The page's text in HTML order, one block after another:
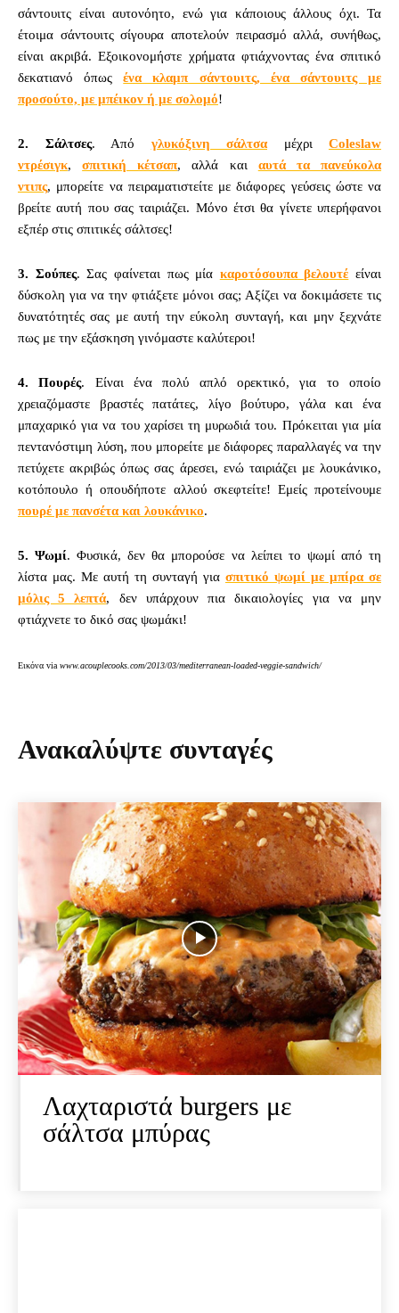
σάντουιτς είναι αυτονόητο, ενώ για κάποιους άλλους όχι. Τα
έτοιμα σάντουιτς σίγουρα αποτελούν πειρασμό αλλά, συνήθως,
είναι ακριβά. Εξοικονομήστε χρήματα φτιάχνοντας ένα σπιτικό
δεκατιανό όπωςένα κλαμπ σάντουιτς, ένα σάντουιτς με
προσούτο, με μπέικον ή με σολομό!
2. Σάλτσες. Από γλυκόξινη σάλτσαμέχρι Coleslaw
ντρέσιγκ,σπιτική κέτσαπ, αλλά και αυτά τα πανεύκολα
ντιπς, μπορείτε να πειραματιστείτε με διάφορες γεύσεις ώστε να
βρείτε αυτή που σας ταιριάζει. Μόνο έτσι θα γίνετε υπερήφανοι
εξπέρ στις σπιτικές σάλτσες!
3. Σούπες. Σας φαίνεται πως μία καροτόσουπα βελουτέ είναι
δύσκολη για να την φτιάξετε μόνοι σας; Αξίζει να δοκιμάσετε τις
δυνατότητές σας με αυτή την εύκολη συνταγή, και μην ξεχνάτε
πως με την εξάσκηση γινόμαστε καλύτεροι!
4. Πουρές. Είναι ένα πολύ απλό ορεκτικό, για το οποίο
χρειαζόμαστε βραστές πατάτες, λίγο βούτυρο, γάλα και ένα
μπαχαρικό για να του χαρίσει τη μυρωδιά του. Πρόκειται για μία
πεντανόστιμη λύση, που μπορείτε με διάφορες παραλλαγές να την
πετύχετε ακριβώς όπως σας άρεσει, ενώ ταιριάζει με λουκάνικο,
κοτόπουλο ή οπουδήποτε αλλού σκεφτείτε! Εμείς προτείνουμε
πουρέ με πανσέτα και λουκάνικο.
5. Ψωμί. Φυσικά, δεν θα μπορούσε να λείπει το ψωμί από τη
λίστα μας. Με αυτή τη συνταγή για σπιτικό ψωμί με μπίρα σε
μόλις 5 λεπτά, δεν υπάρχουν πια δικαιολογίες για να μην
φτιάχνετε το δικό σας ψωμάκι!
Εικόνα via www.acouplecooks.com/2013/03/mediterranean-loaded-veggie-sandwich/
Ανακαλύψτε συνταγές
Λαχταριστά burgers με
σάλτσα μπύρας